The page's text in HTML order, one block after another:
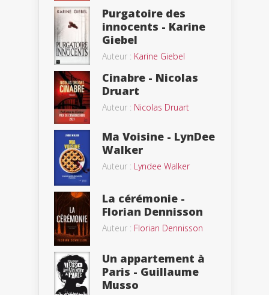
Purgatoire des
innocents - Karine
Giebel
Auteur : Karine Giebel
Cinabre - Nicolas
Druart
Auteur : Nicolas Druart
Ma Voisine - LynDee
Walker
Auteur : Lyndee Walker
La cérémonie -
Florian Dennisson
Auteur : Florian Dennisson
Un appartement à
Paris - Guillaume
Musso